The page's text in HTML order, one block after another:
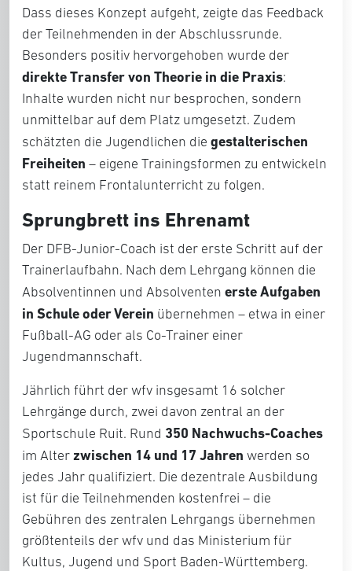
Dass dieses Konzept aufgeht, zeigte das Feedback
der Teilnehmenden in der Abschlussrunde.
Besonders positiv hervorgehoben wurde der
direkte Transfer von Theorie in die Praxis:
Inhalte wurden nicht nur besprochen, sondern
unmittelbar auf dem Platz umgesetzt. Zudem
schätzten die Jugendlichen die gestalterischen
Freiheiten – eigene Trainingsformen zu entwickeln
statt reinem Frontalunterricht zu folgen.
Sprungbrett ins Ehrenamt
Der DFB-Junior-Coach ist der erste Schritt auf der
Trainerlaufbahn. Nach dem Lehrgang können die
Absolventinnen und Absolventen erste Aufgaben
in Schule oder Verein übernehmen – etwa in einer
Fußball-AG oder als Co-Trainer einer
Jugendmannschaft.
Jährlich führt der wfv insgesamt 16 solcher
Lehrgänge durch, zwei davon zentral an der
Sportschule Ruit. Rund 350 Nachwuchs-Coaches
im Alter zwischen 14 und 17 Jahren werden so
jedes Jahr qualifiziert. Die dezentrale Ausbildung
ist für die Teilnehmenden kostenfrei – die
Gebühren des zentralen Lehrgangs übernehmen
größtenteils der wfv und das Ministerium für
Kultus, Jugend und Sport Baden-Württemberg.